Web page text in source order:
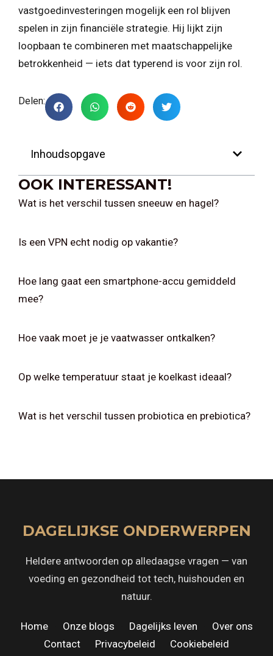
vastgoedinvesteringen mogelijk een rol blijven
spelen in zijn financiële strategie. Hij lijkt zijn
loopbaan te combineren met maatschappelijke
betrokkenheid — iets dat typerend is voor zijn rol.
Delen:
Inhoudsopgave
OOK INTERESSANT!
Wat is het verschil tussen sneeuw en hagel?
Is een VPN echt nodig op vakantie?
Hoe lang gaat een smartphone-accu gemiddeld
mee?
Hoe vaak moet je je vaatwasser ontkalken?
Op welke temperatuur staat je koelkast ideaal?
Wat is het verschil tussen probiotica en prebiotica?
DAGELIJKSE ONDERWERPEN
Heldere antwoorden op alledaagse vragen — van
voeding en gezondheid tot tech, huishouden en
natuur.
Home Onze blogs Dagelijks leven
Over ons
Contact Privacybeleid Cookiebeleid